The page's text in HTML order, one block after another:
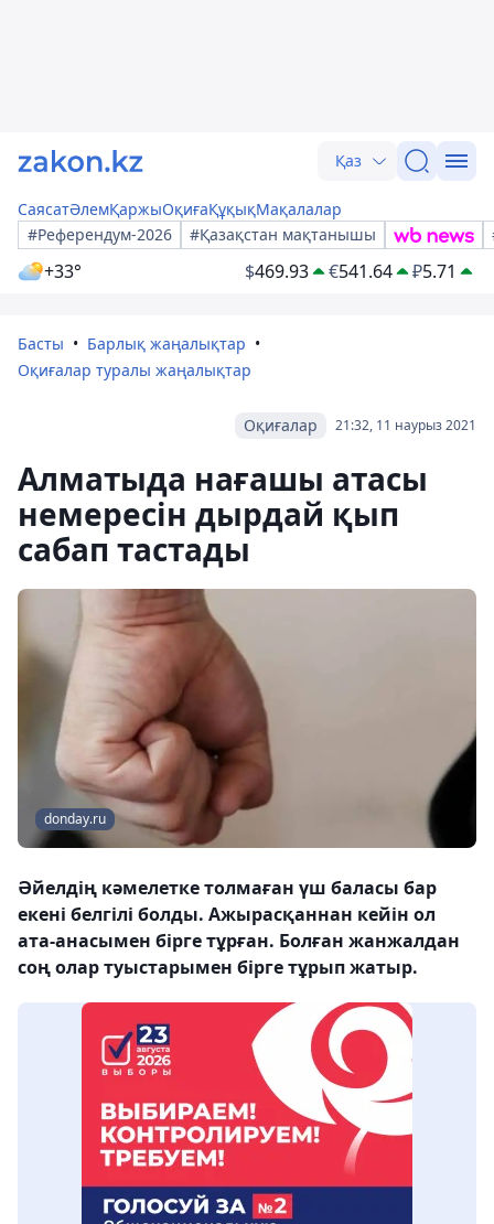
Қаз
СаясатӘлемҚаржыОқиғаҚұқықМақалалар
#Референдум-2026
#Қазақстан мақтанышы
+33° $469.93 €541.64 ₽5.71
Басты
Барлық жаңалықтар
Оқиғалар туралы жаңалықтар
21:32, 11 наурыз 2021
Оқиғалар
Алматыда нағашы атасы
немересін дырдай қып
сабап тастады
donday.ru
Әйелдің кәмелетке толмаған үш баласы бар
екені белгілі болды. Ажырасқаннан кейін ол
ата-анасымен бірге тұрған. Болған жанжалдан
соң олар туыстарымен бірге тұрып жатыр.